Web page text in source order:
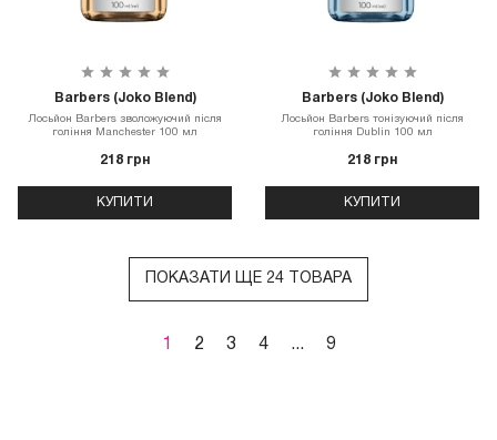
Barbers (Joko Blend)
Лосьйон Barbers зволожуючий після
гоління Manchester 100 мл
218 грн
КУПИТИ
Barbers (Joko Blend)
Лосьйон Barbers тонізуючий після
гоління Dublin 100 мл
218 грн
КУПИТИ
ПОКАЗАТИ ЩЕ 24 ТОВАРА
1 2 3 4 ... 9